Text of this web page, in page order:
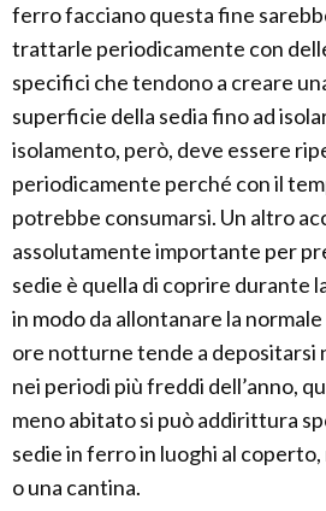
ferro facciano questa fine
trattarle periodicamente con
specifici che tendono a creare
superficie della sedia fino ad
isolamento, però, deve essere
periodicamente perché con il
potrebbe consumarsi. Un altro
assolutamente importante per
sedie è quella di coprire durante
in modo da allontanare la
ore notturne tende a depositarsi
nei periodi più freddi dell’anno,
meno abitato si può addirittura
sedie in ferro in luoghi al coperto,
o una cantina.